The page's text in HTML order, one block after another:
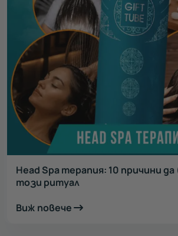
Head Spa терапия: 10 причини
този ритуал
Виж повече